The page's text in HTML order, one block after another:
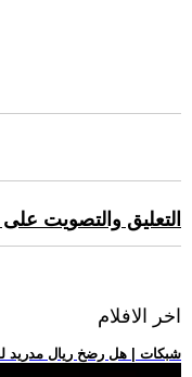
التعليق والتصويت
اخر الافلام
.. شبكات | هل رضخ ريال مدريد